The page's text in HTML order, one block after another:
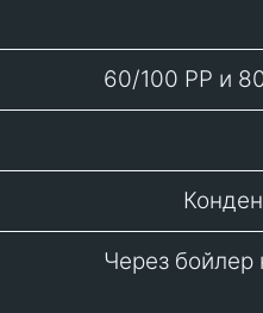
60/100 PP и
Через бойлер